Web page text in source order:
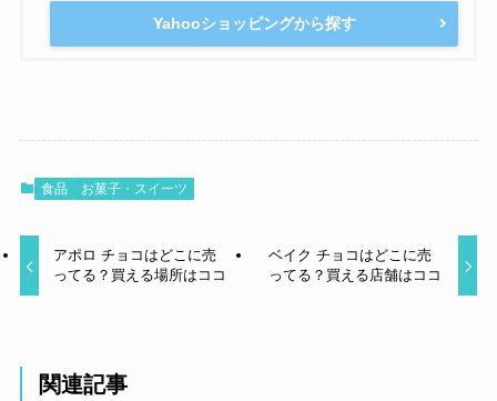
Yahooショッピングから探す
食品 お菓子・スイーツ
アポロ チョコはどこに売
ってる？買える場所はココ
ベイク チョコはどこに売
ってる？買える店舗はココ
関連記事